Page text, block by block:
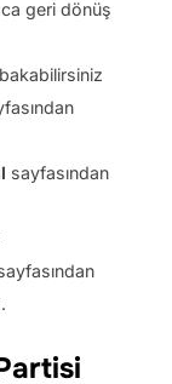
geri dönüş
sayfasından